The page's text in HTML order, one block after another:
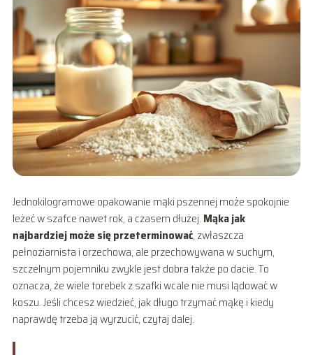
Jednokilogramowe opakowanie mąki pszennej może spokojnie
leżeć w szafce nawet rok, a czasem dłużej. Mąka jak
najbardziej może się przeterminować, zwłaszcza
pełnoziarnista i orzechowa, ale przechowywana w suchym,
szczelnym pojemniku zwykle jest dobra także po dacie. To
oznacza, że wiele torebek z szafki wcale nie musi lądować w
koszu. Jeśli chcesz wiedzieć, jak długo trzymać mąkę i kiedy
naprawdę trzeba ją wyrzucić, czytaj dalej.